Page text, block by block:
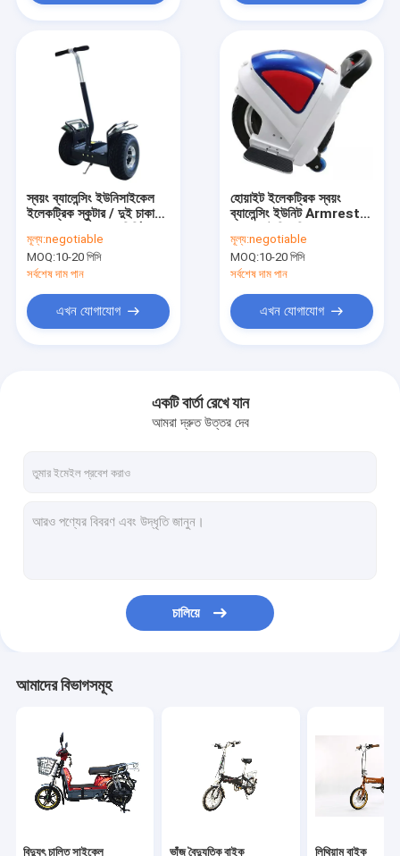
আমাদের সম্পর্কে
উদ্ধৃতির জন্য আবেদন
ভাঁজ বৈদ্যুতিক বাইক
লিথিয়াম বাইক
স্বয়ং ব্যালেন্সিং ইউনিসাইকেল
ইলেকট্রিক স্কুটার / দুই চাকা
স্কুটার
মূল্য:negotiable
MOQ:10-20 পিসি
সর্বশেষ দাম পান
এখন যোগাযোগ
হোয়াইট ইলেকট্রিক স্বয়ং
ব্যালেন্সিং ইউনিট Armrest
মূল্য:negotiable
MOQ:10-20 পিসি
সর্বশেষ দাম পান
এখন যোগাযোগ
একটি বার্তা রেখে যান
আমরা দ্রুত উত্তর দেব
চালিয়ে
আমাদের বিভাগসমূহ
বিদ্যুৎ চালিত সাইকেল ভাঁজ বৈদ্যুতিক বাইক লিথিয়াম বাইক